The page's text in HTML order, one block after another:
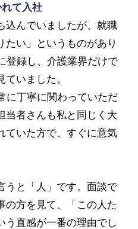
て入社
込んでいましたが、就職
たい」というものがあり
登録し、介護業界だけで
いました。
に丁寧に関わっていただ
当者さんも私と同じく大
ていた方で、すぐに意気
うと「人」です。面談で
の方を見て、「この人た
う直感が一番の理由でし